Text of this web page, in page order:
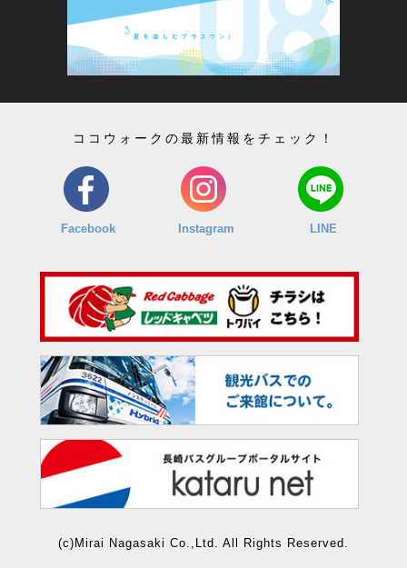
ココウォークの最新情報をチェック！
Facebook Instagram LINE
(c)Mirai Nagasaki Co.,Ltd. All Rights Reserved.